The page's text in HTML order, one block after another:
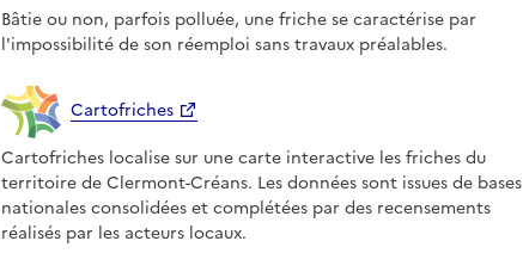
Bâtie ou non, parfois polluée, une friche se caractérise par
l'impossibilité de son réemploi sans travaux préalables.
Cartofriches
Cartofriches localise sur une carte interactive les friches du
territoire de Clermont-Créans. Les données sont issues de bases
nationales consolidées et complétées par des recensements
réalisés par les acteurs locaux.